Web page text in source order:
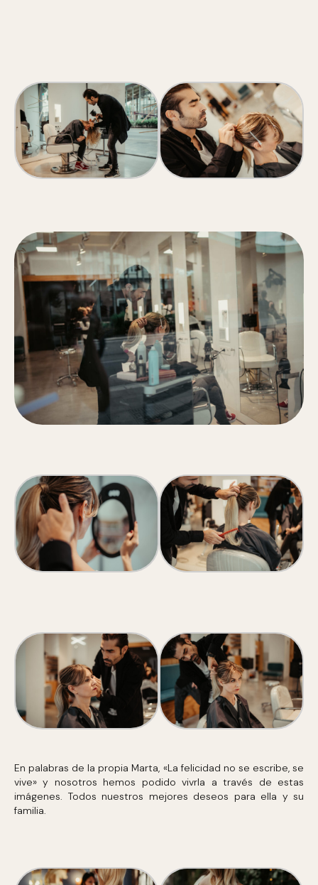
En palabras de la propia Marta, «La felicidad no se escribe, se
vive» y nosotros hemos podido vivrla a través de estas
imágenes. Todos nuestros mejores deseos para ella y su
familia.